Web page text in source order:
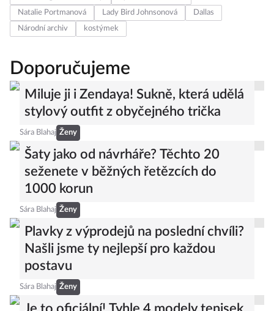
John Fitzgerald Kennedy
Lyndon B. Johnson
Natalie Portmanová
Lady Bird Johnsonová
Dallas
Národní archiv
kostýmek
Doporučujeme
Miluje ji i Zendaya! Sukně, která udělá
stylový outfit z obyčejného trička
Ženy
Šaty jako od návrháře? Těchto 20
seženete v běžných řetězcích do
Ženy
Plavky z výprodejů na poslední chvíli?
Našli jsme ty nejlepší pro každou
postavu
Ženy